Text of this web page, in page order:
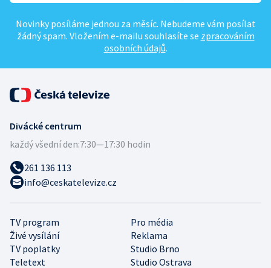
Novinky posíláme jednou za měsíc. Nebudeme vám posílat
žádný spam. Vložením e-mailu souhlasíte se zpracováním
osobních údajů.